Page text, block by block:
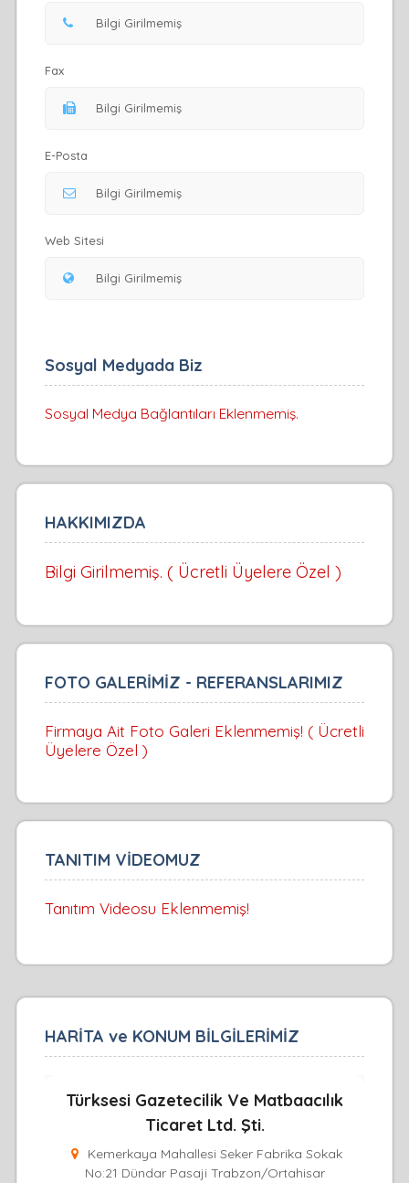
Fax
E-Posta
Web Sitesi
Sosyal Medyada Biz
Sosyal Medya Bağlantıları Eklenmemiş.
HAKKIMIZDA
Bilgi Girilmemiş. ( Ücretli Üyelere Özel )
FOTO GALERİMİZ - REFERANSLARIMIZ
Firmaya Ait Foto Galeri Eklenmemiş! ( Ücretli
Üyelere Özel )
TANITIM VİDEOMUZ
Tanıtım Videosu Eklenmemiş!
HARİTA ve KONUM BİLGİLERİMİZ
Türksesi Gazetecilik Ve Matbaacılık
Ticaret Ltd. Şti.
Kemerkaya Mahallesi Seker Fabrika Sokak
No:21 Dündar Pasaji Trabzon/Ortahisar